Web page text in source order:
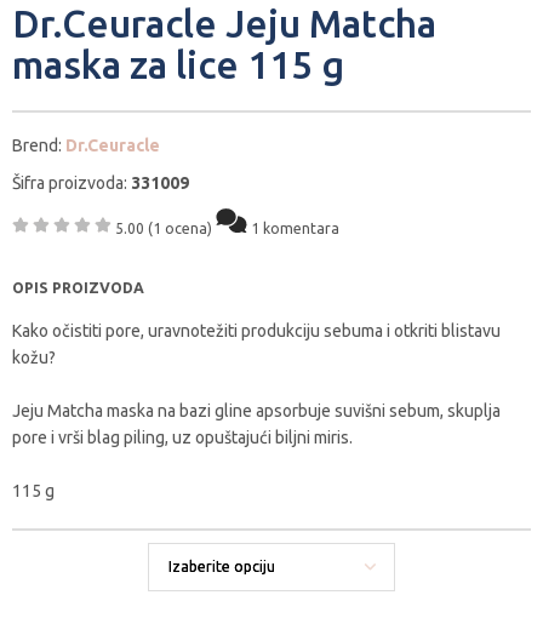
Dr.Ceuracle Jeju Matcha
maska za lice 115 g
Brend: Dr.Ceuracle
Šifra proizvoda: 331009
5.00 (1 ocena) 1 komentara
OPIS PROIZVODA
Kako očistiti pore, uravnotežiti produkciju sebuma i otkriti blistavu
kožu?
Jeju Matcha maska na bazi gline apsorbuje suvišni sebum, skuplja
pore i vrši blag piling, uz opuštajući biljni miris.
115 g